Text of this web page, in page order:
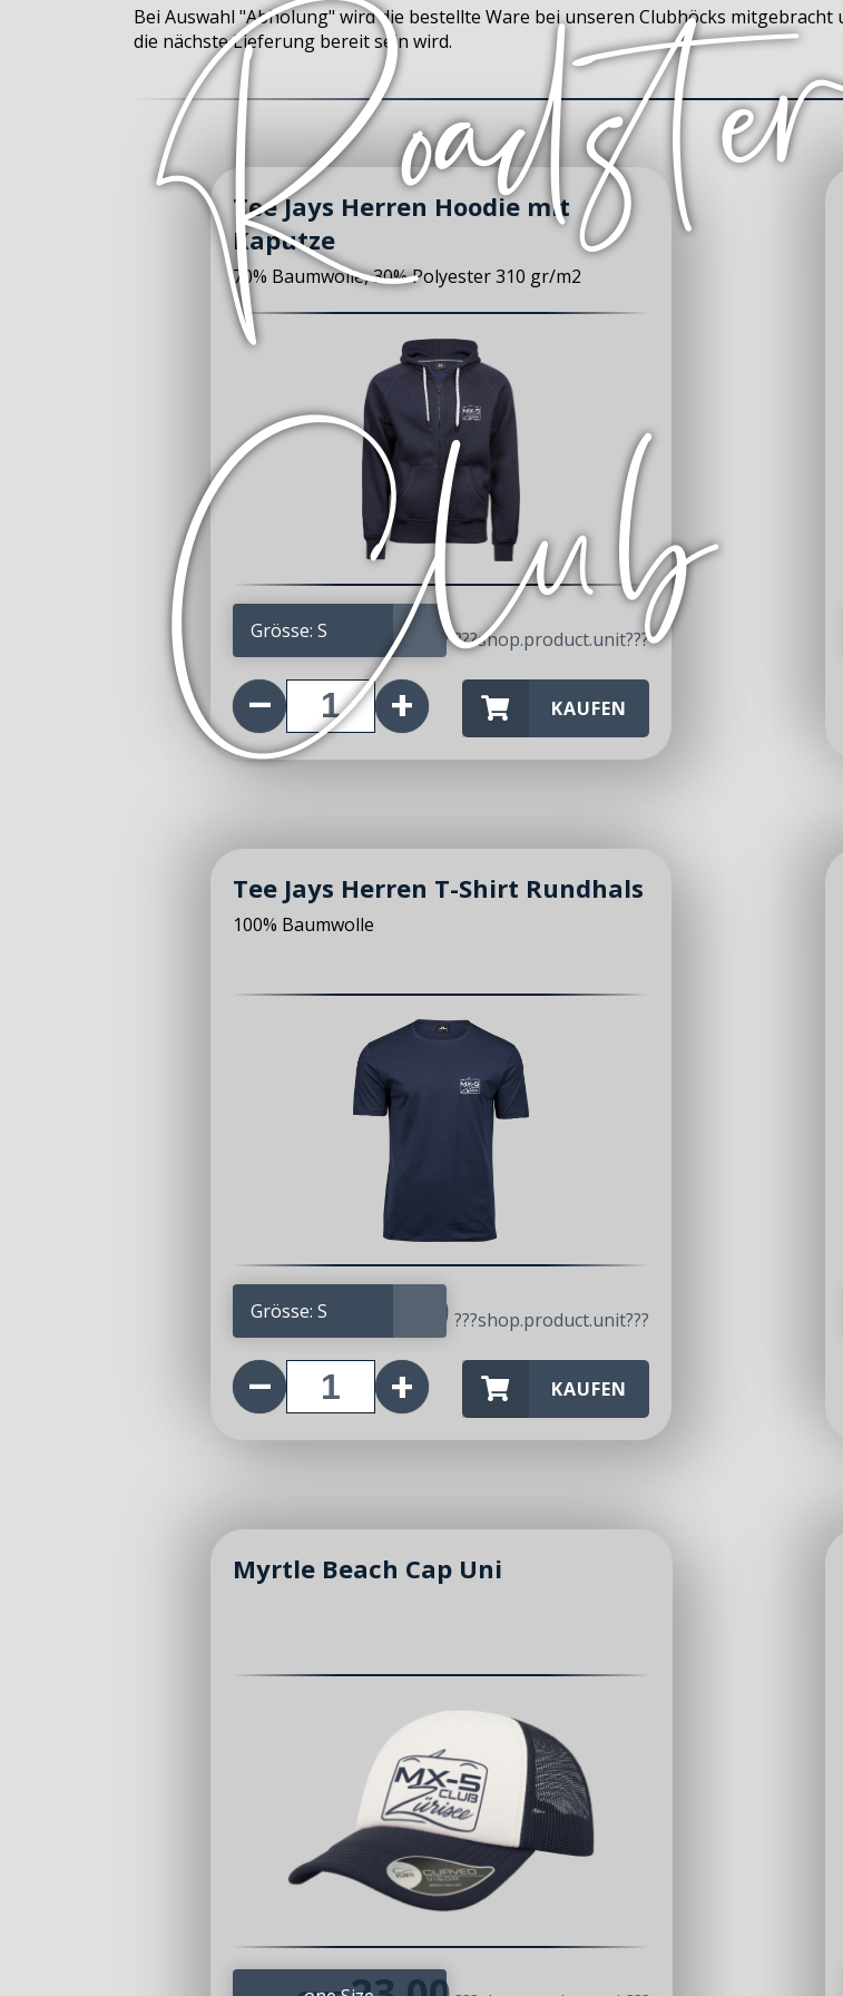
Bei Auswahl "Abholung" wird die bestellte Ware bei unseren Clubhöcks
die nächste Lieferung bereit sein wird.
Tee Jays Herren Hoodie mit
Kaputze
70% Baumwolle, 30% Polyester 310 gr/m2
CHF 61.00???shop.product.unit???
KAUFEN
Tee Jays Herren T-Shirt Rundhals
100% Baumwolle
CHF 27.00 ???shop.product.unit???
KAUFEN
Myrtle Beach Cap Uni